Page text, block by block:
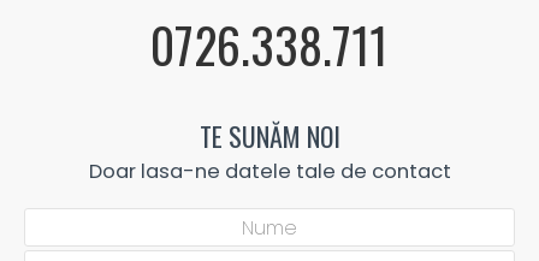
0726.338.711
TE SUNĂM NOI
Doar lasa-ne datele tale de contact